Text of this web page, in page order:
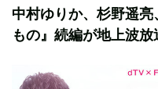
中村ゆりか、杉野遥
もの』続編が地上波放